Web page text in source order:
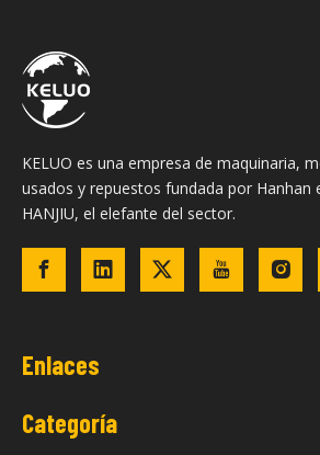
KELUO es una empresa de maquinaria,
usados ​​y repuestos fundada por Hanhan
HANJIU, el elefante del sector.
Enlaces
Categoría